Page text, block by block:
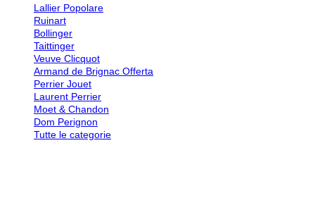
Lallier
Ruinart
Bollinger
Taittinger
Veuve Clicquot
Armand de Brignac
Perrier Jouet
Laurent Perrier
Moet & Chandon
Dom Perignon
Tutte le categorie